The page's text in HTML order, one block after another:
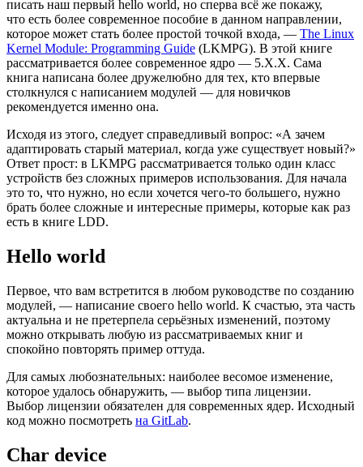
писать наш первый hello world, но сперва всё же покажу,
что есть более современное пособие в данном направлении,
которое может стать более простой точкой входа, — The Linux
Kernel Module: Programming Guide (LKMPG). В этой книге
рассматривается более современное ядро — 5.X.X. Сама
книга написана более дружелюбно для тех, кто впервые
столкнулся с написанием модулей — для новичков
рекомендуется именно она.
Исходя из этого, следует справедливый вопрос: «А зачем
адаптировать старый материал, когда уже существует новый?»
Ответ прост: в LKMPG рассматривается только один класс
устройств без сложных примеров использования. Для начала
это то, что нужно, но если хочется чего‑то большего, нужно
брать более сложные и интересные примеры, которые как раз
есть в книге LDD.
Hello world
Первое, что вам встретится в любом руководстве по созданию
модулей, — написание своего hello world. К счастью, эта часть
актуальна и не претерпела серьёзных изменений, поэтому
можно открывать любую из рассматриваемых книг и
спокойно повторять пример оттуда.
Для самых любознательных: наиболее весомое изменение,
которое удалось обнаружить, — выбор типа лицензии.
Выбор лицензии обязателен для современных ядер. Исходный
код можно посмотреть на GitLab.
Char device